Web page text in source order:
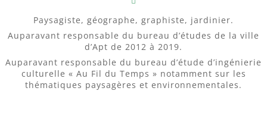
Paysagiste, géographe, graphiste, jardinier.
Auparavant responsable du bureau d’études de la ville
d’Apt de 2012 à 2019.
Auparavant responsable du bureau d’étude d’ingénierie
culturelle « Au Fil du Temps » notamment sur les
thématiques paysagères et environnementales.